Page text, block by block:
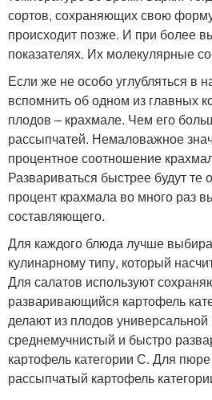
сортов, сохраняющих свою
происходит позже. И при более
показателях. Их молекулярные
Если же не особо углубляться в
вспомнить об одном из главных
плодов – крахмале. Чем его
рассыпчатей. Немаловажное
процентное соотношение
Развариваться быстрее будут те
процент крахмала во много раз
составляющего.
Для каждого блюда лучше
кулинарному типу, который
Для салатов используют
разваривающийся картофель
делают из плодов
среднемучнистый и быстро
картофель категории С. Для
рассыпчатый картофель